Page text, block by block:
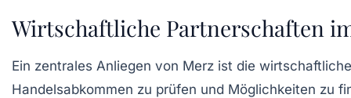
Wirtschaftliche Partnerschaften
Ein zentrales Anliegen von Merz ist die
Handelsabkommen zu prüfen und Möglichkeiten zu